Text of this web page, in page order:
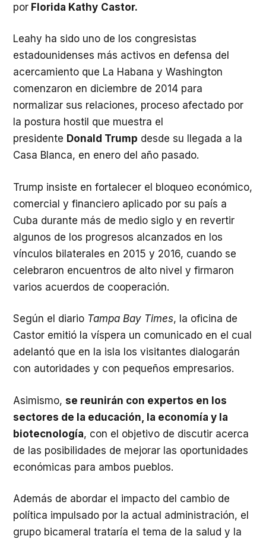
por Florida Kathy Castor.
Leahy ha sido uno de los congresistas
estadounidenses más activos en defensa del
acercamiento que La Habana y Washington
comenzaron en diciembre de 2014 para
normalizar sus relaciones, proceso afectado por
la postura hostil que muestra el
presidente Donald Trump desde su llegada a la
Casa Blanca, en enero del año pasado.
Trump insiste en fortalecer el bloqueo económico,
comercial y financiero aplicado por su país a
Cuba durante más de medio siglo y en revertir
algunos de los progresos alcanzados en los
vínculos bilaterales en 2015 y 2016, cuando se
celebraron encuentros de alto nivel y firmaron
varios acuerdos de cooperación.
Según el diario Tampa Bay Times, la oficina de
Castor emitió la víspera un comunicado en el cual
adelantó que en la isla los visitantes dialogarán
con autoridades y con pequeños empresarios.
Asimismo, se reunirán con expertos en los
sectores de la educación, la economía y la
biotecnología, con el objetivo de discutir acerca
de las posibilidades de mejorar las oportunidades
económicas para ambos pueblos.
Además de abordar el impacto del cambio de
política impulsado por la actual administración, el
grupo bicameral trataría el tema de la salud y la